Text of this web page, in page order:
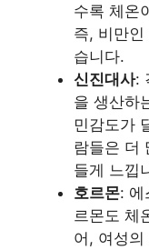
수록 체온
즉, 비만
습니다.
신진대사:
을 생산하
민감도가
람들은 더
들게 느낍
호르몬: 에
르몬도 체
어, 여성